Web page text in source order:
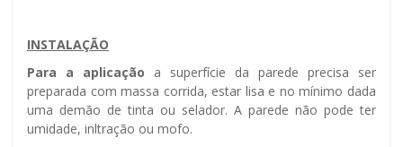
INSTALAÇÃO
Para a aplicação a superfície da parede precisa ser
preparada com massa corrida, estar lisa e no mínimo dada
uma demão de tinta ou selador. A parede não pode ter
umidade, infiltração ou mofo.